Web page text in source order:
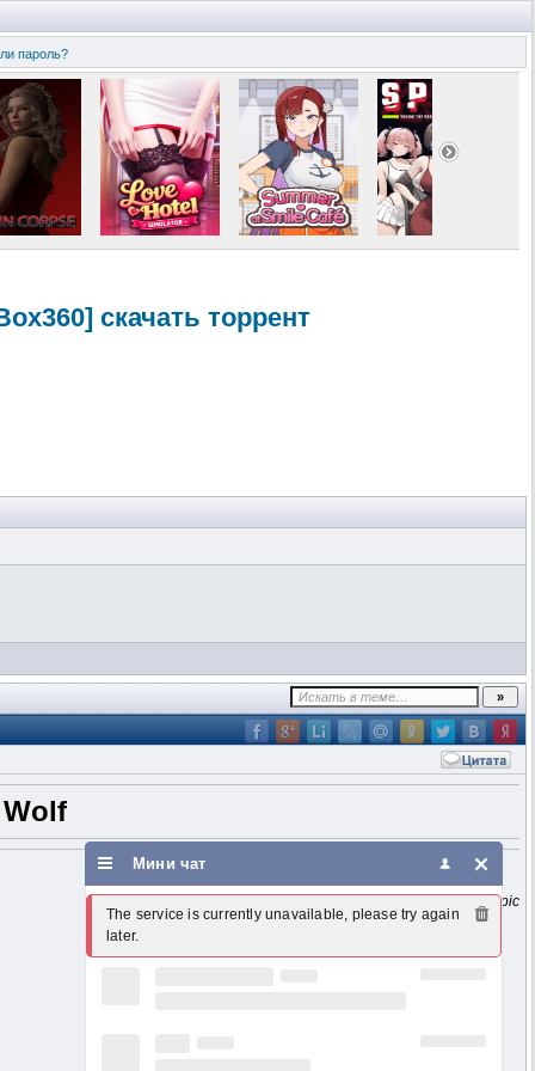
пароль?
скачать торрент
Мини чат
The service is currently unavailable, please try again
later.